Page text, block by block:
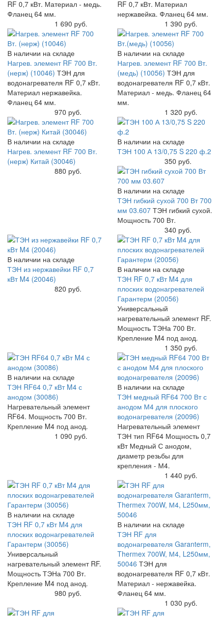
RF 0,7 кВт. Материал - медь.
Фланец 64 мм.
1 690 руб.
RF 0,7 кВт. Материал
нержавейка. Фланец 64 мм.
1 390 руб.
В наличии на складе
Нагрев. элемент RF 700 Вт.
(нерж) (10046) ТЭН для
водонагревателя RF 0,7 кВт.
Материал нержавейка.
Фланец 64 мм.
970 руб.
В наличии на складе
Нагрев. элемент RF 700 Вт.
(медь) (10056) ТЭН для
водонагревателя RF 0,7 кВт.
Материал - медь. Фланец 64
мм.
1 320 руб.
В наличии на складе
Нагрев. элемент RF 700 Вт.
(нерж) Китай (30046)
880 руб.
В наличии на складе
ТЭН 100 А 13/0,75 S 220 ф.2
350 руб.
В наличии на складе
ТЭН гибкий сухой 700 Вт 700
мм 03.607 ТЭН гибкий сухой.
Мощность 700 Вт.
340 руб.
В наличии на складе
ТЭН из нержавейки RF 0,7
кВт M4 (20046)
820 руб.
В наличии на складе
ТЭН RF 0,7 кВт M4 для
плоских водонагревателей
Гарантерм (20056)
Универсальный
нагревательный элемент RF.
Мощность ТЭНа 700 Вт.
Крепление M4 под анод.
1 350 руб.
В наличии на складе
ТЭН RF64 0,7 кВт M4 с
анодом (30086)
Нагревательный элемент
RF64. Мощность 700 Вт.
Крепление M4 под анод.
1 090 руб.
В наличии на складе
ТЭН медный RF64 700 Вт с
анодом М4 для плоского
водонагревателя (20096)
Нагревательный элемент
ТЭН тип RF64 Мощность 0,7
кВт Медный С анодом,
диаметр резьбы для
крепления - М4.
1 440 руб.
В наличии на складе
ТЭН RF 0,7 кВт M4 для
плоских водонагревателей
Гарантерм (30056)
Универсальный
нагревательный элемент RF.
Мощность ТЭНа 700 Вт.
Крепление M4 под анод.
980 руб.
В наличии на складе
ТЭН RF для
водонагревателя Garanterm,
Thermex 700W, М4, L250мм,
50046 ТЭН для
водонагревателя RF 0,7 кВт.
Материал - нержавейка.
Фланец 64 мм.
1 030 руб.